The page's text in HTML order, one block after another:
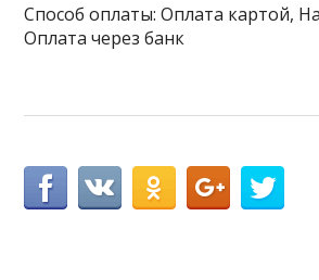
Способ оплаты: Оплата картой,
Оплата через банк